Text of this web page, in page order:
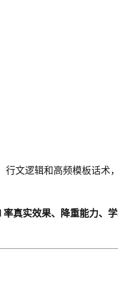
文逻辑和高频模板话术
率真实效果、降重能力、